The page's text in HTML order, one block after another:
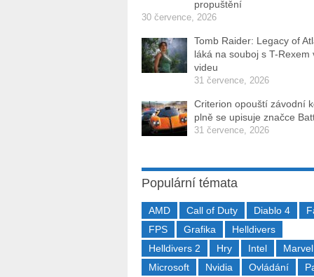
propuštění
30 července, 2026
Tomb Raider: Legacy of
láká na souboj s T-Rexem
videu
31 července, 2026
Criterion opouští závodní
plně se upisuje značce
31 července, 2026
Populární témata
AMD Call of Duty Diablo 4
FPS
Grafika
Helldivers
Helldivers 2
Hry Intel
Marvel
Microsoft
Nvidia Ovládání